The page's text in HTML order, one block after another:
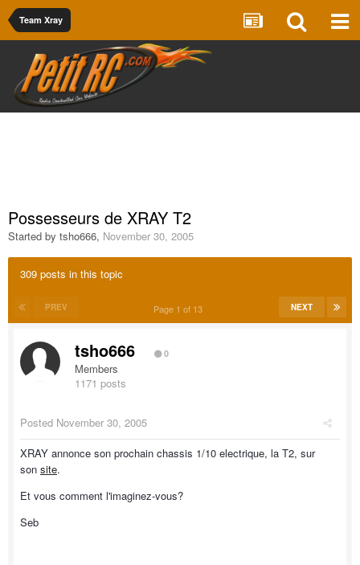
Team Xray
Possesseurs de XRAY T2
Started by tsho666, November 30, 2005
309 posts in this topic
PREV NEXT
Page 1 of 13
tsho666 0
Members
1171 posts
Posted November 30, 2005
XRAY annonce son prochain chassis 1/10 electrique, la T2, sur
son site.
Et vous comment l'imaginez-vous?
Seb